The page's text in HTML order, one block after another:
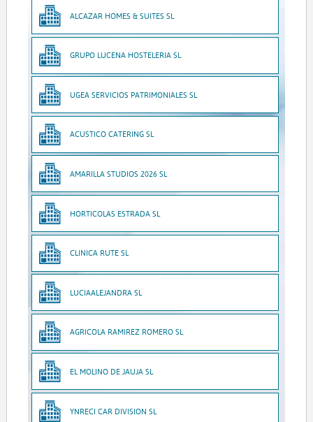
ALCAZAR HOMES & SUITES SL
GRUPO LUCENA HOSTELERIA SL
UGEA SERVICIOS PATRIMONIALES SL
ACUSTICO CATERING SL
AMARILLA STUDIOS 2026 SL
HORTICOLAS ESTRADA SL
CLINICA RUTE SL
LUCIAALEJANDRA SL
AGRICOLA RAMIREZ ROMERO SL
EL MOLINO DE JAUJA SL
YNRECI CAR DIVISION SL